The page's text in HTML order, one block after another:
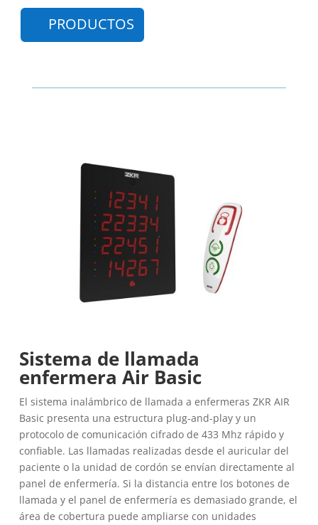
PRODUCTOS
Sistema de llamada
enfermera Air Basic
El sistema inalámbrico de llamada a enfermeras ZKR AIR
Basic presenta una estructura plug-and-play y un
protocolo de comunicación cifrado de 433 Mhz rápido y
confiable. Las llamadas realizadas desde el auricular del
paciente o la unidad de cordón se envían directamente al
panel de enfermería. Si la distancia entre los botones de
llamada y el panel de enfermería es demasiado grande, el
área de cobertura puede ampliarse con unidades